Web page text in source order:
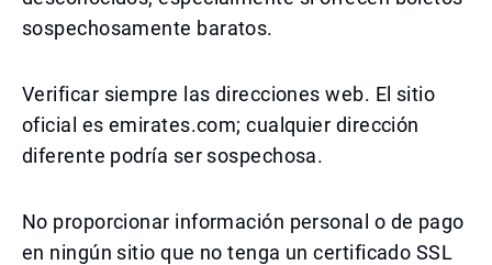
sospechosamente baratos.
Verificar siempre las direcciones web. El sitio
oficial es emirates.com; cualquier dirección
diferente podría ser sospechosa.
No proporcionar información personal o de pago
en ningún sitio que no tenga un certificado SSL